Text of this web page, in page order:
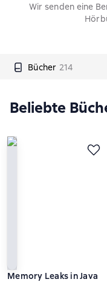
Wir senden eine
Bücher 214
Beliebte
Memory Leaks in Java